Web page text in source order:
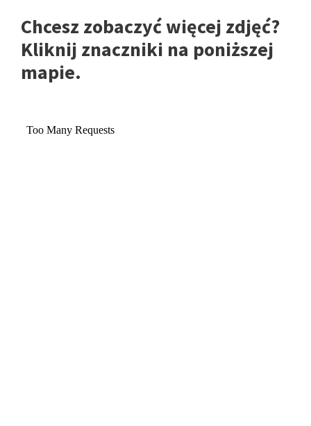
Chcesz zobaczyć więcej zdjęć?
Kliknij znaczniki na poniższej
mapie.